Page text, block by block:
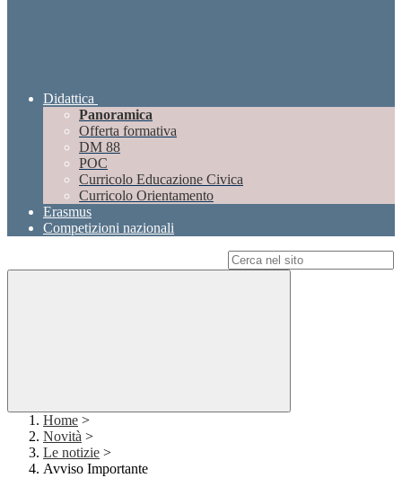
Didattica
Panoramica
Offerta formativa
DM 88
POC
Curricolo Educazione Civica
Curricolo Orientamento
Erasmus
Competizioni nazionali
Home >
Novità >
Le notizie >
Avviso Importante